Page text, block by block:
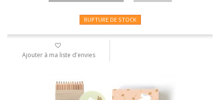
RUPTURE DE STOCK
Ajouter à ma liste d'envies